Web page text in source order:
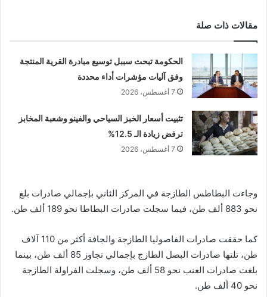
مقالات ذات صلة
الحكومة تبحث سببل توسيع مبادرة القرية المنتجة
وفق آليات مؤشرات أداء محددة
7 أغسطس، 2026
تثبيت أسعار الخبز السياحي والفينو وشعبة المخابز
ترفض زيادة الـ 12.5%
7 أغسطس، 2026
وجاءت البطاطس الطازجة في المركز الثاني بإجمالي صادرات بلغ
نحو 883 ألف طن، فيما سجلت صادرات البطاطا نحو 189 ألف طن.
كما حققت صادرات الفاصوليا الطازجة والجافة أكثر من 110 آلاف
طن، تلتها صادرات البصل الطازج بإجمالي تجاوز 85 ألف طن، بينما
بلغت صادرات العنب نحو 58 ألف طن، وسجلت الفراولة الطازجة
نحو 40 ألف طن.